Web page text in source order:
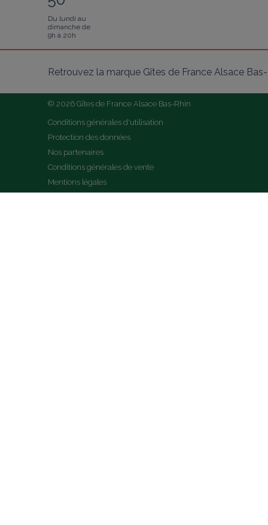
Du lundi au
dimanche de
9h à 20h
Retrouvez la marque Gîtes de France Alsace
© 2026 Gîtes de France Alsace Bas-Rhin
Conditions générales d'utilisation
Protection des données
Nos partenaires
Conditions générales de vente
Mentions légales